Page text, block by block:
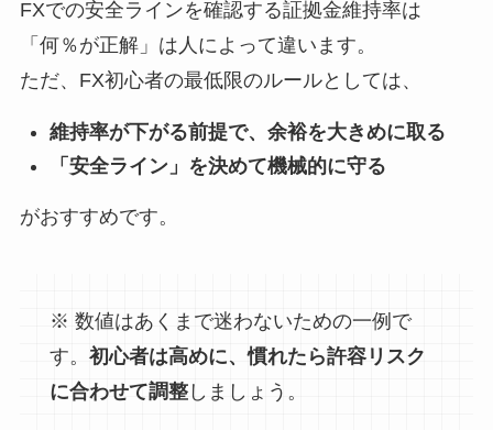
FXでの安全ラインを確認する証拠金維持率は
「何％が正解」は人によって違います。
ただ、FX初心者の最低限のルールとしては、
維持率が下がる前提で、余裕を大きめに取る
「安全ライン」を決めて機械的に守る
がおすすめです。
※ 数値はあくまで迷わないための一例で
す。 初心者は高めに、慣れたら許容リスク
に合わせて調整しましょう。